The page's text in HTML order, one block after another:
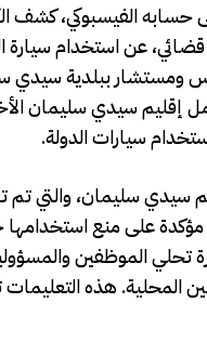
حسابه الفيسبوكي، كشف
عن استخدام سيارة
ببلدية سيدي
إقليم سيدي سليمان
سيارات الدولة.
سيدي سليمان، والتي
على منع استخدامها
الموظفين
المحلية. هذه